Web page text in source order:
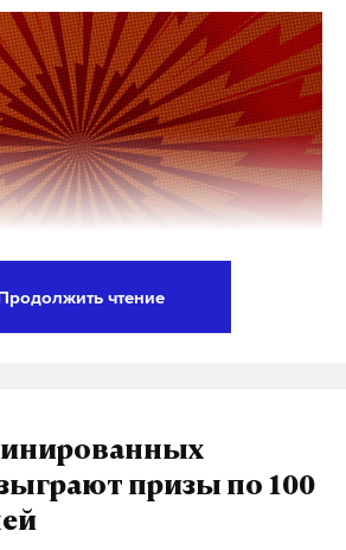
Алтайскому краю.
«Хендай», 40-летний мужчина и
погибли. Их двоих детей 9
летнего водителя
Они ехали в аэропорт
ГИБДД был в отпуске, он
где тормозит интернет.
Telegram
Такое мнение выразил
СССР Михаил Горбачев. Он
ГКЧП тогда были
узурпацией власти». По словам
ГКЧП актуальны и сегодня, а
чтение
призы по 100